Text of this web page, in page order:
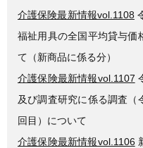
介護保険最新情報vol.1108
福祉用具の全国平均貸与価
て（新商品に係る分）
介護保険最新情報vol.1107
及び調査研究に係る調査（
回目）について
介護保険最新情報vol.1106